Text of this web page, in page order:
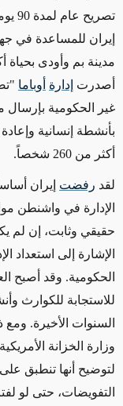
إيران للمساعدة في
أصدرت إدارة أوباما
بأنشطة إنسانية
أكثر من 260 شخصاً.
لقد رفضت إيران
الإدارة في واشنطن
حقيقي وثابت، إن لم
الإشارة إلى استعداد
الحكومية. وقد أصبح
للاستجابة للكوارث
السنوات الأخيرة.
وزارة الخزانة
لتوضيح أنها تنطبق
التفويضات، حتى لو